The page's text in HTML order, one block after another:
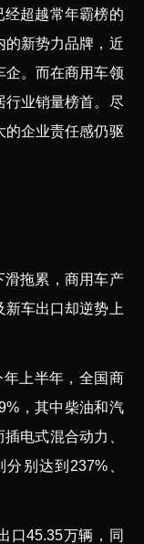
超越常年霸榜的
的新势力品牌，近
企。而在商用车领
行业销量榜首。尽
的企业责任感仍驱
滑拖累，商用车产
车出口却逆势上
上半年，全国商
，其中柴油和汽
电式混合动力、
别达到237%、
口45.35万辆，同